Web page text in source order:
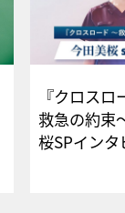
『クロス
救急の約束
桜SPイ